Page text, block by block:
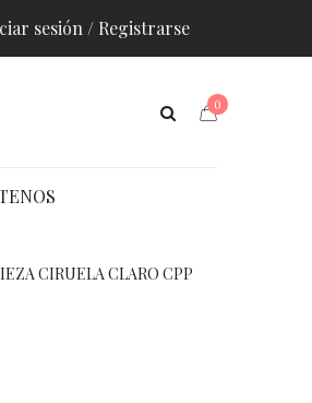
sesión / Registrarse
0
CIRUELA CLARO CPP